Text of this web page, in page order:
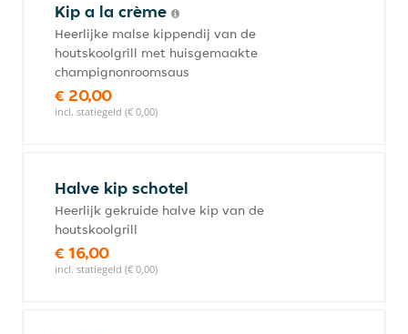
Kip a la crème
Heerlijke malse kippendij van de
houtskoolgrill met huisgemaakte
champignonroomsaus
€ 20,00
incl. statiegeld (€ 0,00)
Halve kip schotel
Heerlijk gekruide halve kip van de
houtskoolgrill
€ 16,00
incl. statiegeld (€ 0,00)